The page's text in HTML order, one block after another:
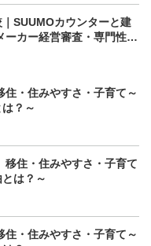
SUUMOカウンターと建
ーカー経営審査・専門性の
住・住みやすさ・子育て～
？～
移住・住みやすさ・子育て
は？～
住・住みやすさ・子育て～